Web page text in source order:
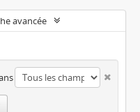
avancée